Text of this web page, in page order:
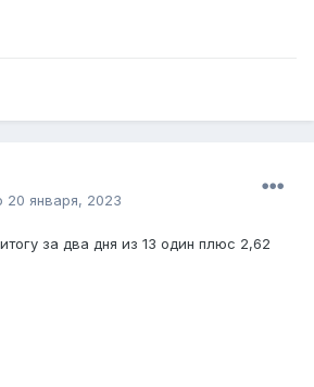
- Group 1
20 января, 2023
за два дня из 13 один плюс 2,62